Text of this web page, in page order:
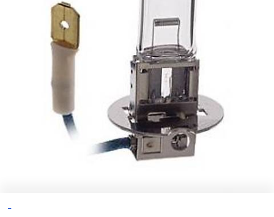
-